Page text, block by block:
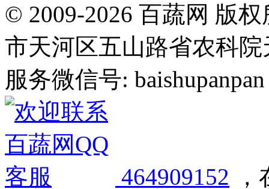
© 2009-2026 百蔬网 版
市天河区五山路省农科院
服务微信号:
464909152